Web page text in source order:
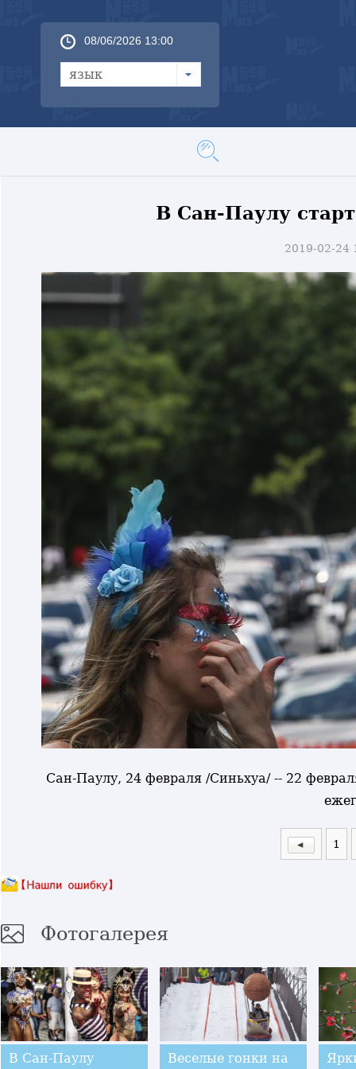
08/06/2026 13:00
язык
В Сан-Паулу
2019-02-24
Сан-Паулу, 24 февраля /Синьхуа/ -- 22
1
Фотогалерея
В Сан-Паулу
Веселые гонки на